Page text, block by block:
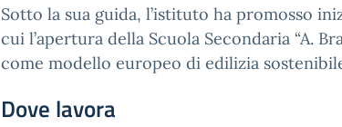
Sotto la sua guida, l’istituto ha promosso
cui l’apertura della Scuola Secondaria “A.
come modello europeo di edilizia
Dove lavora